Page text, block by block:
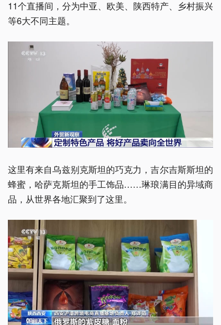
11个直播间，分为中亚、欧美、陕西特产、乡村振兴
等6大不同主题。
这里有来自乌兹别克斯坦的巧克力，吉尔吉斯斯坦的
蜂蜜，哈萨克斯坦的手工饰品……琳琅满目的异域商
品，从世界各地汇聚到了这里。